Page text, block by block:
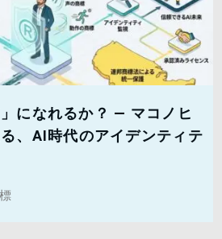
になれるか？ — マコノヒ
、AI時代のアイデンティテ